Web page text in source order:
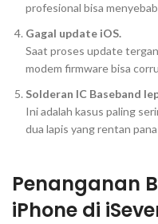
profesional bisa
Gagal update iOS.
Saat proses update
modem firmware bisa
Solderan IC Baseband
Ini adalah kasus paling
dua lapis yang rentan
Penanganan
iPhone di